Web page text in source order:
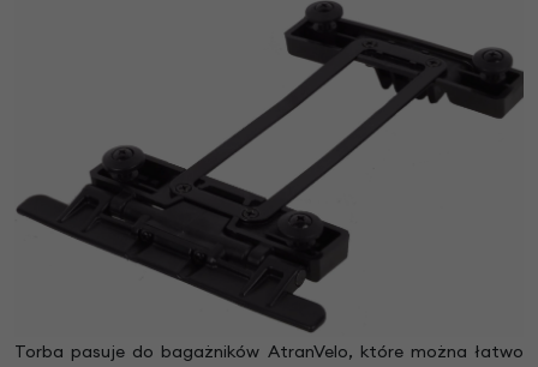
Torba pasuje do bagażników AtranVelo, które można łatwo